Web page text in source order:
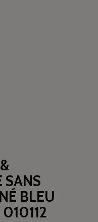
SANS
BLEU